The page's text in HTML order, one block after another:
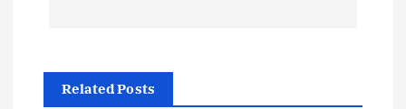
Related Posts